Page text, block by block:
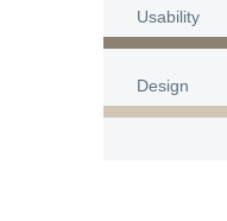
Usability
Design